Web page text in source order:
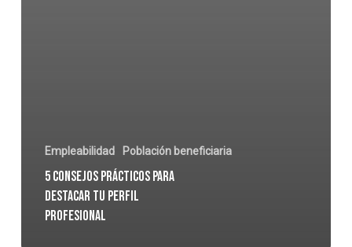
Empleabilidad Población beneficiaria
5 consejos prácticos para
destacar tu perfil
profesional